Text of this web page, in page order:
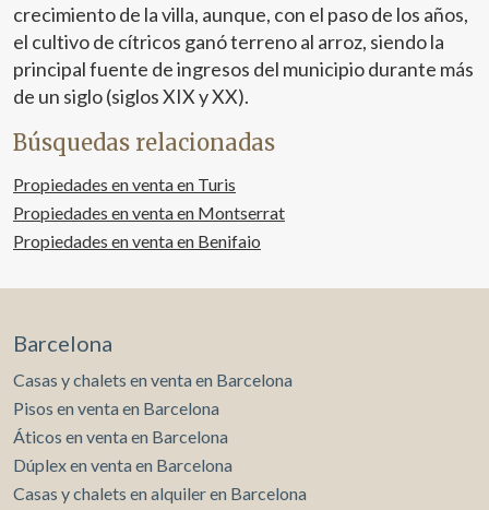
crecimiento de la villa, aunque, con el paso de los años,
el cultivo de cítricos ganó terreno al arroz, siendo la
principal fuente de ingresos del municipio durante más
de un siglo (siglos XIX y XX).
Búsquedas relacionadas
Propiedades en venta en Turis
Propiedades en venta en Montserrat
Propiedades en venta en Benifaio
Barcelona
Casas y chalets en venta en Barcelona
Pisos en venta en Barcelona
Áticos en venta en Barcelona
Dúplex en venta en Barcelona
Casas y chalets en alquiler en Barcelona